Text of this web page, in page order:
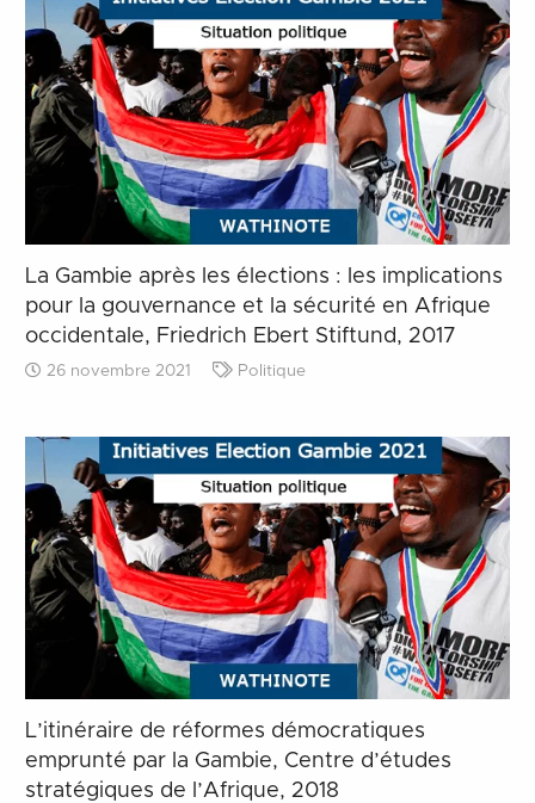
La Gambie après les élections : les implications
pour la gouvernance et la sécurité en Afrique
occidentale, Friedrich Ebert Stiftund, 2017
26 novembre 2021 Politique
L’itinéraire de réformes démocratiques
emprunté par la Gambie, Centre d’études
stratégiques de l’Afrique, 2018